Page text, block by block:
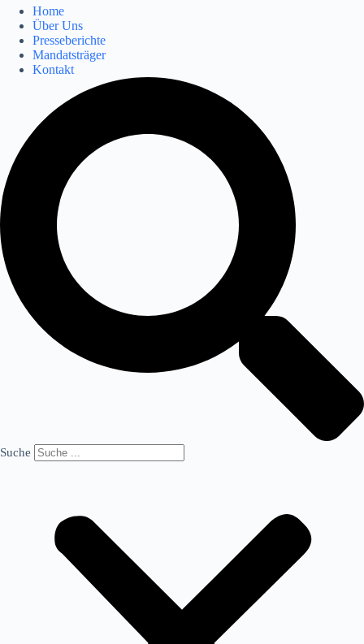
Home
Über Uns
Presseberichte
Mandatsträger
Kontakt
Suche